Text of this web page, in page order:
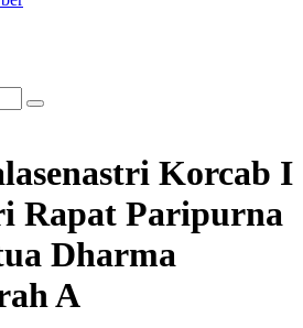
Korcab I
Rapat Paripurna
Dharma
A